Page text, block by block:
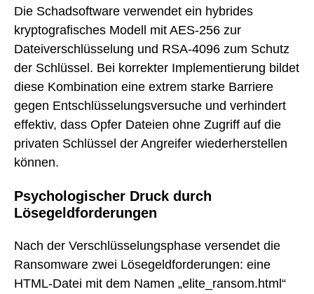
Die Schadsoftware verwendet ein hybrides
kryptografisches Modell mit AES-256 zur
Dateiverschlüsselung und RSA-4096 zum Schutz
der Schlüssel. Bei korrekter Implementierung bildet
diese Kombination eine extrem starke Barriere
gegen Entschlüsselungsversuche und verhindert
effektiv, dass Opfer Dateien ohne Zugriff auf die
privaten Schlüssel der Angreifer wiederherstellen
können.
Psychologischer Druck durch
Lösegeldforderungen
Nach der Verschlüsselungsphase versendet die
Ransomware zwei Lösegeldforderungen: eine
HTML-Datei mit dem Namen „elite_ransom.html“